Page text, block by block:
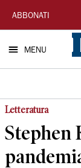
La
Nuova
Sardegna
ABBONATI
MENU
Letteratura
Stephen